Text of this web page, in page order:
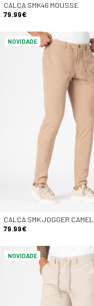
CALÇA SMK46 MOUSSE
79.99€
NOVIDADE
CALÇA SMK JOGGER CAMEL
79.99€
NOVIDADE